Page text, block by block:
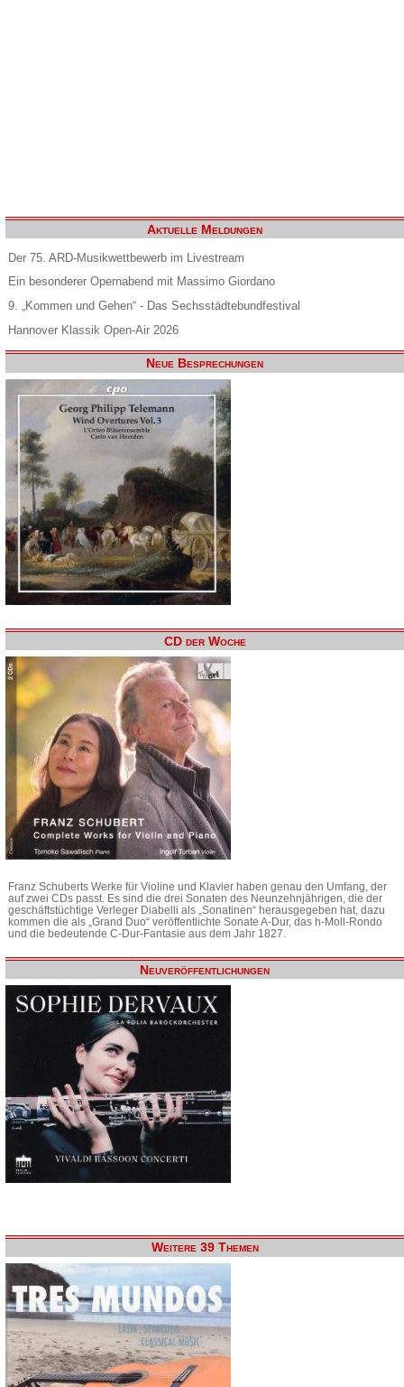
Aktuelle Meldungen
Der 75. ARD-Musikwettbewerb im Livestream
Ein besonderer Opernabend mit Massimo Giordano
9. „Kommen und Gehen“ - Das Sechsstädtebundfestival
Hannover Klassik Open-Air 2026
Neue Besprechungen
CD der Woche
Franz Schuberts Werke für Violine und Klavier haben genau den Umfang, der
auf zwei CDs passt. Es sind die drei Sonaten des Neunzehnjährigen, die der
geschäftstüchtige Verleger Diabelli als „Sonatinen“ herausgegeben hat, dazu
kommen die als „Grand Duo“ veröffentlichte Sonate A-Dur, das h-Moll-Rondo
und die bedeutende C-Dur-Fantasie aus dem Jahr 1827.
Neuveröffentlichungen
Weitere 39 Themen